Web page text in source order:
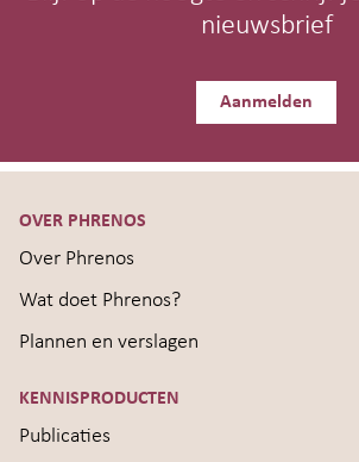
nieuwsbrief
Aanmelden
OVER PHRENOS
Over Phrenos
Wat doet Phrenos?
Plannen en verslagen
KENNISPRODUCTEN
Publicaties